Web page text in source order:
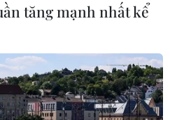
tăng mạnh nhất kể